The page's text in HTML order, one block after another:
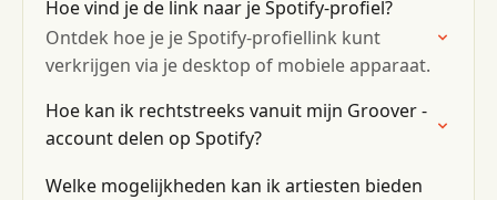
Hoe vind je de link naar je Spotify-profiel?
Ontdek hoe je je Spotify-profiellink kunt
verkrijgen via je desktop of mobiele apparaat.
Hoe kan ik rechtstreeks vanuit mijn Groover -
account delen op Spotify?
Welke mogelijkheden kan ik artiesten bieden